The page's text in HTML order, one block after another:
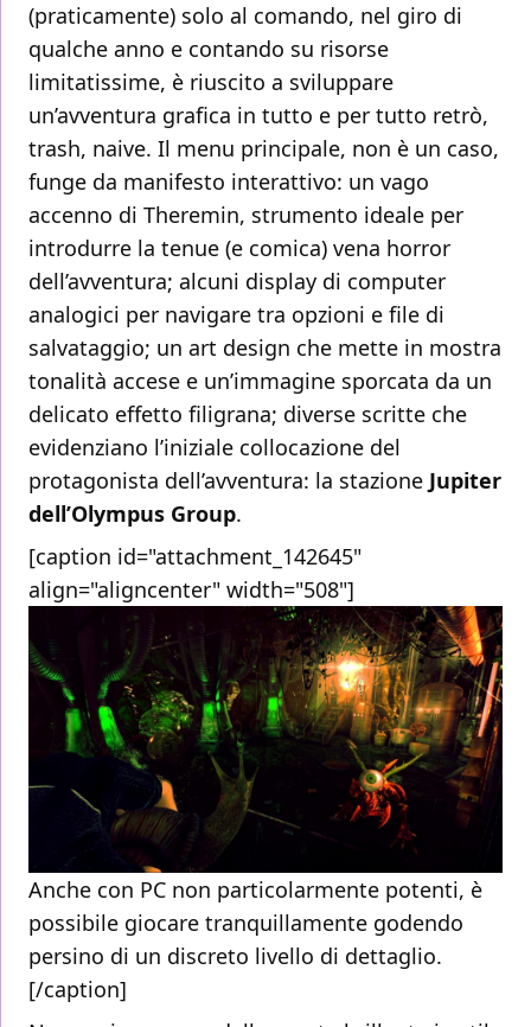
(praticamente) solo al comando, nel giro di
qualche anno e contando su risorse
limitatissime, è riuscito a sviluppare
un’avventura grafica in tutto e per tutto retrò,
trash, naive. Il menu principale, non è un caso,
funge da manifesto interattivo: un vago
accenno di Theremin, strumento ideale per
introdurre la tenue (e comica) vena horror
dell’avventura; alcuni display di computer
analogici per navigare tra opzioni e file di
salvataggio; un art design che mette in mostra
tonalità accese e un’immagine sporcata da un
delicato effetto filigrana; diverse scritte che
evidenziano l’iniziale collocazione del
protagonista dell’avventura: la stazione Jupiter
dell’Olympus Group.
[caption id="attachment_142645"
align="aligncenter" width="508"]
Anche con PC non particolarmente potenti, è
possibile giocare tranquillamente godendo
persino di un discreto livello di dettaglio.
[/caption]